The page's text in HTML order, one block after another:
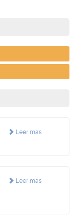
Leer más
Leer más